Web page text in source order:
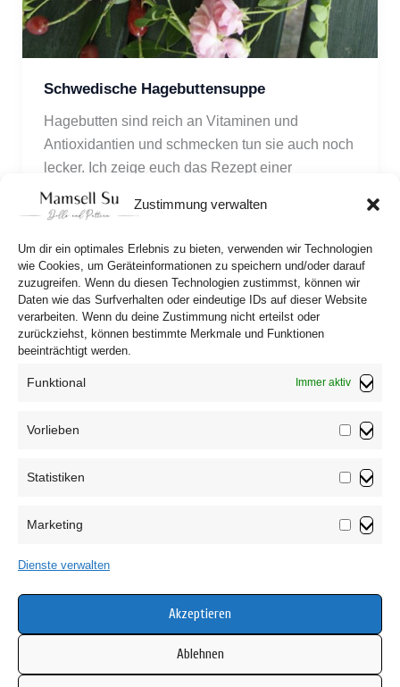
Zustimmung verwalten
Um dir ein optimales Erlebnis zu bieten, verwenden wir Technologien
wie Cookies, um Geräteinformationen zu speichern und/oder darauf
zuzugreifen. Wenn du diesen Technologien zustimmst, können wir
Daten wie das Surfverhalten oder eindeutige IDs auf dieser Website
verarbeiten. Wenn du deine Zustimmung nicht erteilst oder
zurückziehst, können bestimmte Merkmale und Funktionen
beeinträchtigt werden.
Funktional Immer aktiv
Vorlieben
Statistiken
Marketing
Dienste verwalten
Akzeptieren
Ablehnen
Schwedische Hagebuttensuppe
Hagebutten sind reich an Vitaminen und
Antioxidantien und schmecken tun sie auch noch
lecker. Ich zeige euch das Rezept einer
traditionellen schwedischen Hagebuttensuppe
mit Mandelbiskuit und Sahne.
Cookie-Richtlinie (EU)